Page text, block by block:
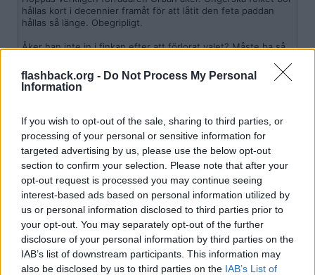
flashback.org - Do Not Process My Personal
Information
If you wish to opt-out of the sale, sharing to third parties, or
processing of your personal or sensitive information for
targeted advertising by us, please use the below opt-out
section to confirm your selection. Please note that after your
opt-out request is processed you may continue seeing
interest-based ads based on personal information utilized by
us or personal information disclosed to third parties prior to
your opt-out. You may separately opt-out of the further
disclosure of your personal information by third parties on the
IAB’s list of downstream participants. This information may
also be disclosed by us to third parties on the IAB’s List of
hållas kort i decennier framåt för att låtit den feta paddan
hållas så länge. Obegripligt.
Åker han inte in i finkan efter att förlorat valet? Måste ha så
U-landet Ryssland.
2026-03-28, 17:20
glockenrein
Medlem
Reg: Maj 2025
Magyar verkar populär och hans parti ligga bra till i
opinionsmätningar (åtminstone de han själv delar i sina sociala
medier, Orbán delar säkert mätningar där Fidesz eller hur det
stavas har klar majoritet). Tycker han verkar ha vettiga värderingar
men åtminstone verkar mindre korrupt än Orbán så får hoppas han
vinner.